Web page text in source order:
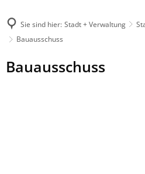
Sie sind hier: Stadt + Verwaltung
Bauausschuss
Bauausschuss